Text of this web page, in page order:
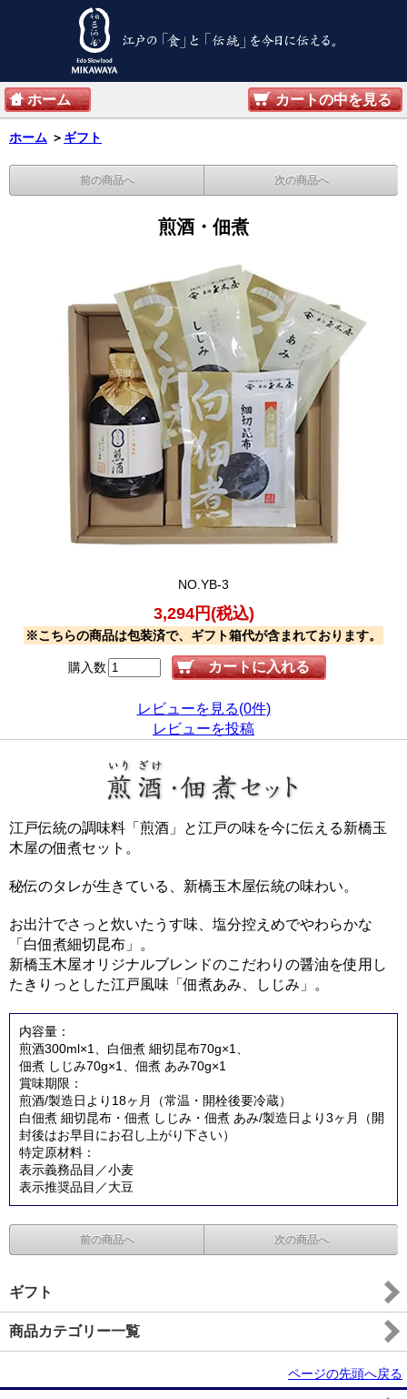
ホーム カートの中を見る
ホーム ＞ ギフト
前の商品へ 次の商品へ
煎酒・佃煮
NO.YB-3
3,294円(税込)
※こちらの商品は包装済で、ギフト箱代が含まれております。
購入数
レビューを見る(0件)
レビューを投稿
江戸伝統の調味料「煎酒」と江戸の味を今に伝える新橋玉
木屋の佃煮セット。
秘伝のタレが生きている、新橋玉木屋伝統の味わい。
お出汁でさっと炊いたうす味、塩分控えめでやわらかな
「白佃煮細切昆布」。
新橋玉木屋オリジナルブレンドのこだわりの醤油を使用し
たきりっとした江戸風味「佃煮あみ、しじみ」。
内容量：
煎酒300ml×1、白佃煮 細切昆布70g×1、
佃煮 しじみ70g×1、佃煮 あみ70g×1
賞味期限：
煎酒/製造日より18ヶ月（常温・開栓後要冷蔵）
白佃煮 細切昆布・佃煮 しじみ・佃煮 あみ/製造日より3ヶ月（開
封後はお早目にお召し上がり下さい）
特定原材料：
表示義務品目／小麦
表示推奨品目／大豆
前の商品へ 次の商品へ
ギフト
商品カテゴリー一覧
ページの先頭へ戻る